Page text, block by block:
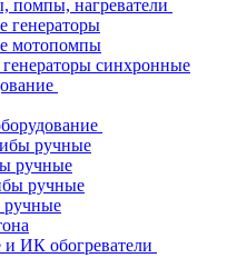
помпы, нагреватели
генераторы
мотопомпы
синхронные
ручные
ручные
ручные
ручные
и ИК обогреватели